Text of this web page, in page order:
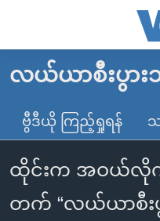
လွယ်ကူ
သည့်
Link
များ
ပင်မ
မူလစာမျက်နှာ
မြန်မာ
ကမ္ဘာ့သတင်းများ
နိုင်ငံတကာ
အမေရိကန်
ဗွီဒီယို
သတင်းလွတ်လပ်ခွင့်
လယ်ယာစီးပွား
ဗွီဒီယို ကြည့်ရှုရန်
ထိုင်းက အဝယ်လိုက်လို့
တက် “လယ်ယာစီးပွ